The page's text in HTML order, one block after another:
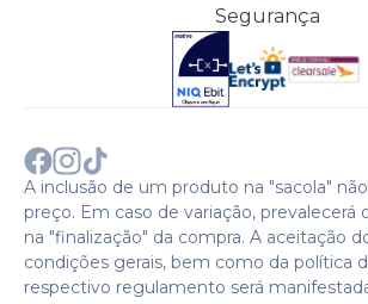
Política de Privacidade
Comprar com CNPJ?
Sobre a COTY no mundo
Cenoura & Bronze
Segurança
A inclusão de um produto na "sacola"
preço. Em caso de variação, prevalecerá
na "finalização" da compra. A aceitação
condições gerais, bem como da política
respectivo regulamento será